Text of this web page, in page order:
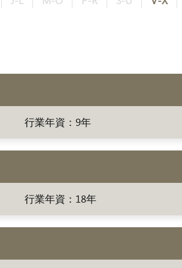
行業年資：9年
行業年資：18年